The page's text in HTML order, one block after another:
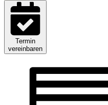
Termin
vereinbaren